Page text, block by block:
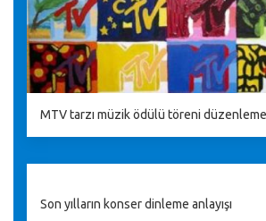
MTV tarzı müzik ödülü töreni
Son yılların konser dinleme anlayışı